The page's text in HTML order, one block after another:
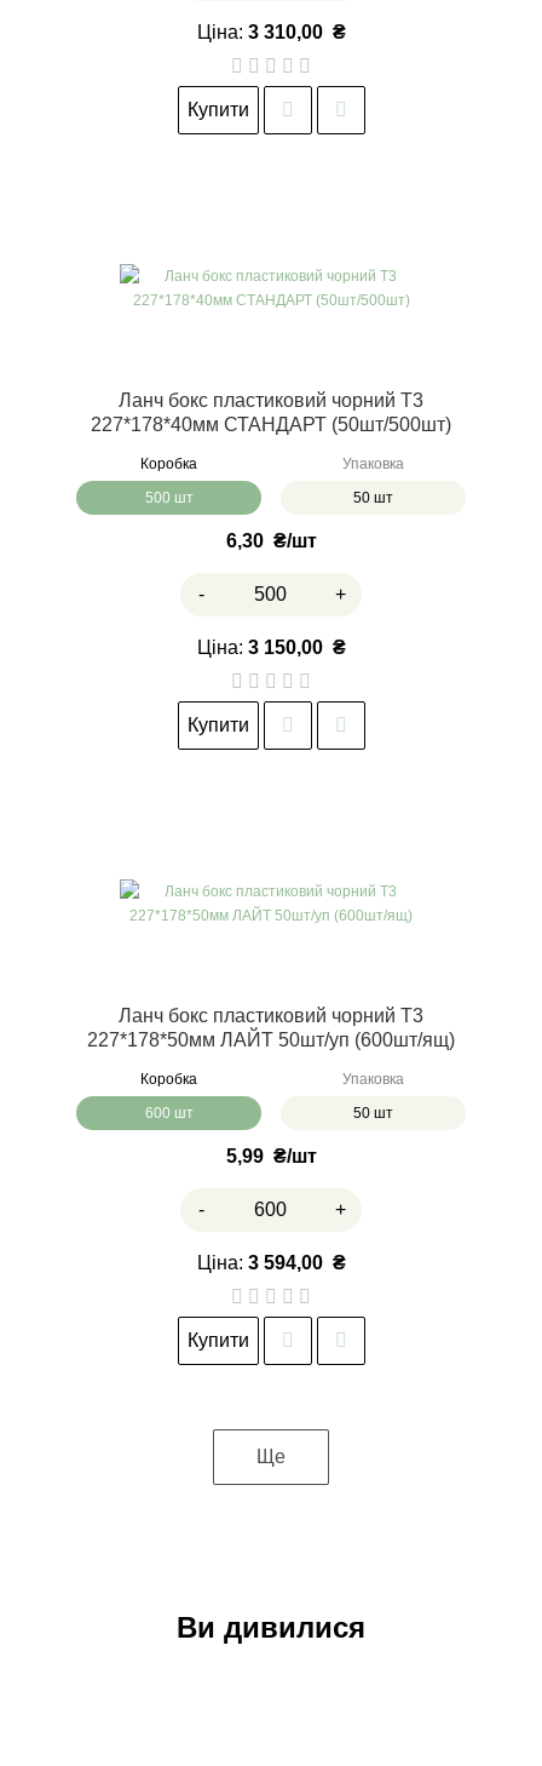
Ціна: 3 310,00 ₴
Купити
Ланч бокс пластиковий чорний Т3
227*178*40мм СТАНДАРТ (50шт/500шт)
Коробка
500 шт
Упаковка
50 шт
6,30 ₴
- +
Ціна: 3 150,00 ₴
Купити
Ланч бокс пластиковий чорний Т3
227*178*50мм ЛАЙТ 50шт/уп (600шт/ящ)
Коробка
600 шт
Упаковка
50 шт
5,99 ₴
- +
Ціна: 3 594,00 ₴
Купити
Ще
Ви дивилися